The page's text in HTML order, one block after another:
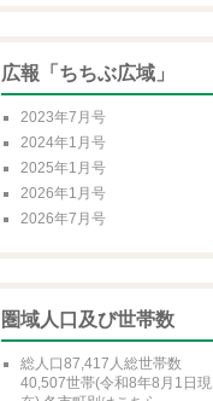
広報「ちちぶ広域」
2023年7月号
2024年1月号
2025年1月号
2026年1月号
2026年7月号
圏域人口及び世帯数
総人口87,417人総世帯数
40,507世帯(令和8年8月1日現